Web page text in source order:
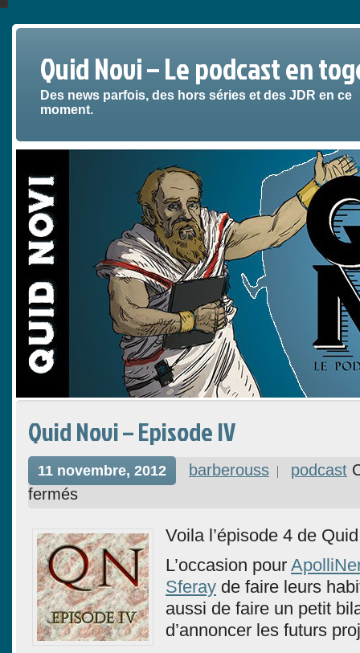
Quid Novi – Le podcast en
Des news parfois, des hors séries et des JDR en ce
moment.
Quid Novi – Episode IV
11 novembre, 2012 barberouss podcast
fermés
Voila l’épisode 4 de
L’occasion pour
Sferay de faire leurs
aussi de faire un petit
d’annoncer les futurs